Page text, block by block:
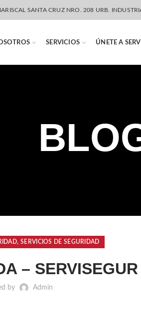
SANTA CRUZ NRO. 208 URB.
SERVICIOS ÚNETE A
,SERVICIOS DE SEGURIDAD
–
by Admin